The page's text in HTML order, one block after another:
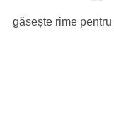
găsește rime pentru